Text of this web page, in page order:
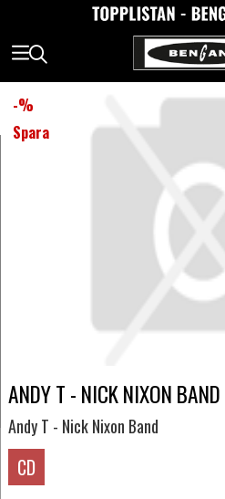
-%
Spara
ANDY T - NICK NIXON
Andy T - Nick Nixon Band
CD